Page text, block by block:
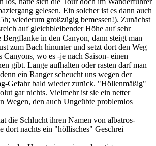
gelesen. Ein solcher ist es dann auch
wiederum großzügig bemessen!). Zunächst
auf gleichbleibender Höhe auf sehr
Bergflanke in den Canyon, dann steigt man
zum Bach hinunter und setzt dort den Weg
Canyons, wo es -je nach Saison- einen
gibt. Lange aufhalten oder rasten darf man
ein Ranger scheucht uns wegen der
Gefahr bald wieder zurück. "Höllenmäßig"
gar nichts. Vielmehr ist sie ein netter
Wegen, den auch Ungeübte problemlos
die Schlucht ihren Namen von albatros-
dort nachts ein "höllisches" Geschrei